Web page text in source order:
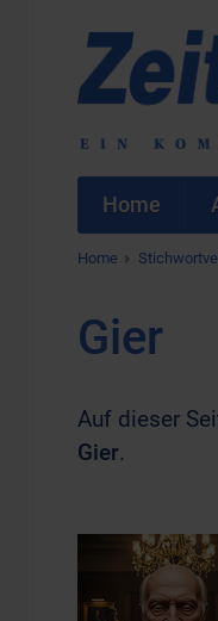
Home
Home
Gier
Auf dieser
Gier.